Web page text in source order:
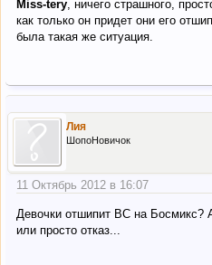
Miss-tery , ничего страшного,
как только он придет они его
была такая же ситуация.
Лия
ШопоНовичок
11 Октябрь 2012 в 16:07
Девочки отшипит ВС на Босмикс?
или просто отказ...